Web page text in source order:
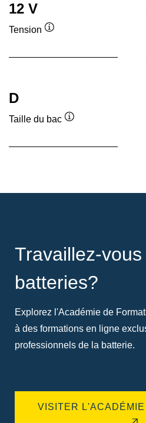
12 V
Tension
D
Taille du bac
Travaillez-
batteries?
Explorez l'Académie de
à des formations en ligne
professionnels de la batterie.
VISITER L'ACADÉMIE